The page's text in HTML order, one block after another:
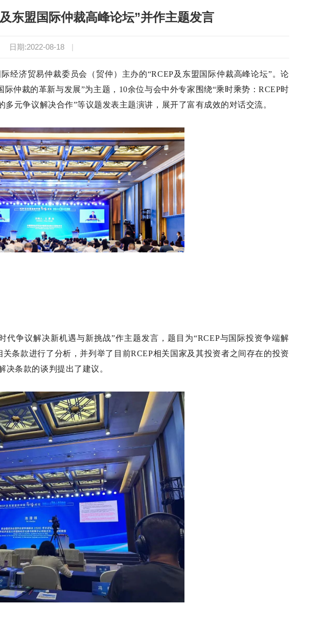
东盟国际仲裁高峰论坛”并作主题发言
日期:2022-08-18
经济贸易仲裁委员会（贸仲）主办的“RCEP及东盟国际仲裁高峰论坛”。论
裁的革新与发展”为主题，10余位与会中外专家围绕“乘时乘势：RCEP时
元争议解决合作”等议题发表主题演讲，展开了富有成效的对话交流。
代争议解决新机遇与新挑战”作主题发言，题目为“RCEP与国际投资争端解
条款进行了分析，并列举了目前RCEP相关国家及其投资者之间存在的投资
决条款的谈判提出了建议。